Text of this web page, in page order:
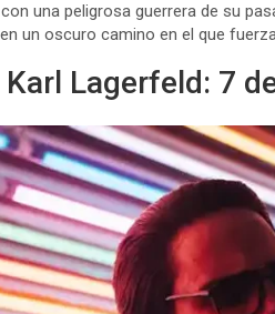
una peligrosa guerrera de su
un oscuro camino en el que
Lagerfeld: 7